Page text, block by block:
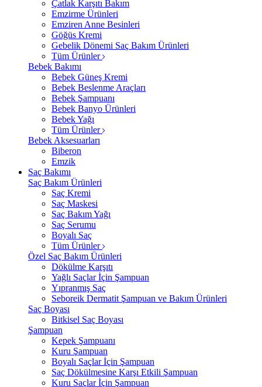
Çatlak Karşıtı Bakım
Emzirme Ürünleri
Emziren Anne Besinleri
Göğüs Kremi
Gebelik Dönemi Saç Bakım Ürünleri
Tüm Ürünler
Bebek Bakımı
Bebek Güneş Kremi
Bebek Beslenme Araçları
Bebek Şampuanı
Bebek Banyo Ürünleri
Bebek Yağı
Tüm Ürünler
Bebek Aksesuarları
Biberon
Emzik
Saç Bakımı
Saç Bakım Ürünleri
Saç Kremi
Saç Maskesi
Saç Bakım Yağı
Saç Serumu
Boyalı Saç
Tüm Ürünler
Özel Saç Bakım Ürünleri
Dökülme Karşıtı
Yağlı Saçlar İçin Şampuan
Yıpranmış Saç
Seboreik Dermatit Şampuan ve Bakım Ürünleri
Saç Boyası
Bitkisel Saç Boyası
Şampuan
Kepek Şampuanı
Kuru Şampuan
Boyalı Saçlar İçin Şampuan
Saç Dökülmesine Karşı Etkili Şampuan
Kuru Saçlar İçin Şampuan